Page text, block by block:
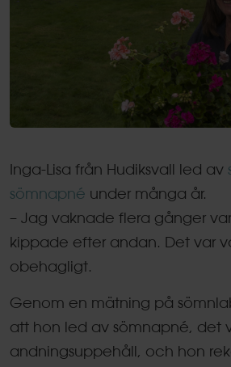
Inga-Lisa från Hudiksvall led av
sömnapné under många år.
– Jag vaknade flera gånger
kippade efter andan. Det var
obehagligt.
Genom en mätning på
att hon led av sömnapné, det
andningsuppehåll, och hon